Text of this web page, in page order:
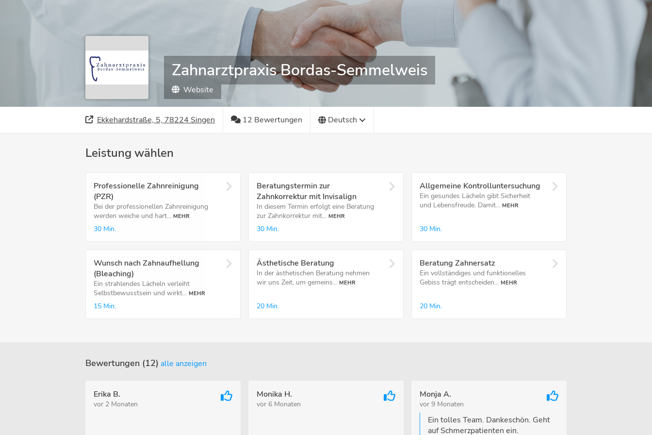
Zahnarztpraxis Bordas-Semmelweis
Website
Ekkehardstraße, 5, 78224 Singen 12 Bewertungen Deutsch
Leistung wählen
Professionelle Zahnreinigung
(PZR)
Bei der professionellen Zahnreinigung
werden weiche und hart... MEHR
30 Min.
Beratungstermin zur
Zahnkorrektur mit Invisalign
In diesem Termin erfolgt eine Beratung
zur Zahnkorrektur mit... MEHR
30 Min.
Allgemeine Kontrolluntersuchung
Ein gesundes Lächeln gibt Sicherheit
und Lebensfreude. Damit... MEHR
30 Min.
Wunsch nach Zahnaufhellung
(Bleaching)
Ein strahlendes Lächeln verleiht
Selbstbewusstsein und wirkt... MEHR
15 Min.
Ästhetische Beratung
In der ästhetischen Beratung nehmen
wir uns Zeit, um gemeins... MEHR
20 Min.
Beratung Zahnersatz
Ein vollständiges und funktionelles
Gebiss trägt entscheiden... MEHR
20 Min.
Bewertungen (12) alle anzeigen
Erika B.
vor 2 Monaten
Monika H.
vor 6 Monaten
Monja A.
vor 9 Monaten
Ein tolles Team. Dankeschön. Geht
auf Schmerzpatienten ein.